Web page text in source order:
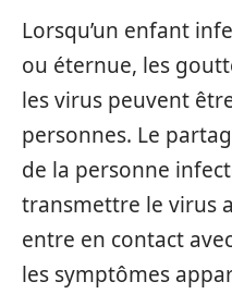
Lorsqu’un enfant
ou éternue, les
les virus peuvent
personnes. Le
de la personne
transmettre le virus
entre en contact
les symptômes